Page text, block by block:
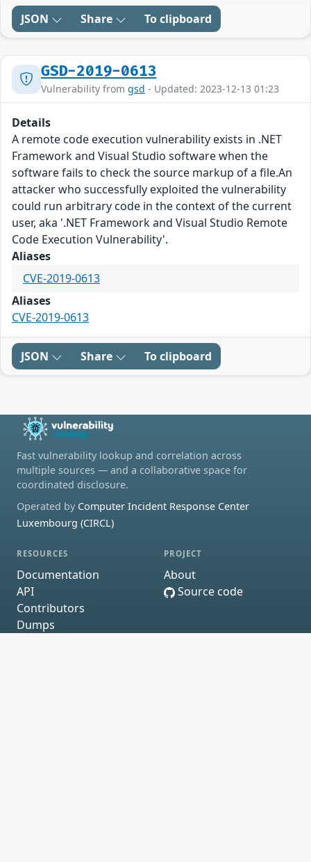
JSON Share To clipboard
GSD-2019-0613
Vulnerability from gsd - Updated: 2023-12-13 01:23
Details
A remote code execution vulnerability exists in .NET
Framework and Visual Studio software when the
software fails to check the source markup of a file.An
attacker who successfully exploited the vulnerability
could run arbitrary code in the context of the current
user, aka '.NET Framework and Visual Studio Remote
Code Execution Vulnerability'.
Aliases
CVE-2019-0613
Aliases
CVE-2019-0613
JSON Share To clipboard
Fast vulnerability lookup and correlation across
multiple sources — and a collaborative space for
coordinated disclosure.
Operated by Computer Incident Response Center
Luxembourg (CIRCL)
RESOURCES
Documentation
API
Contributors
Dumps
PROJECT
About
Source code